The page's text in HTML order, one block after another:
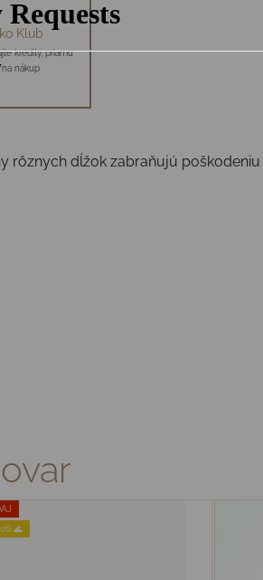
Klub
kredity, priamu
nákup
rôznych dĺžok zabraňujú
🌊